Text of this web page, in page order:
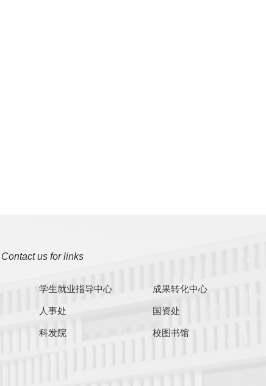
Contact us for links
学生就业指导中心
人事处
科发院
成果转化中心
国资处
校图书馆